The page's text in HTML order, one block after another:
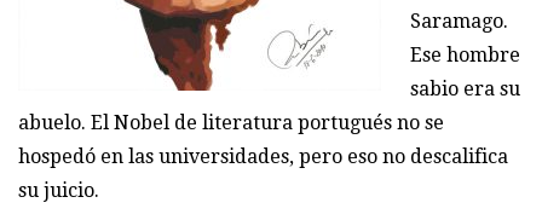
Saramago.
Ese hombre
sabio era su
abuelo. El Nobel de literatura portugués no se
hospedó en las universidades, pero eso no descalifica
su juicio.